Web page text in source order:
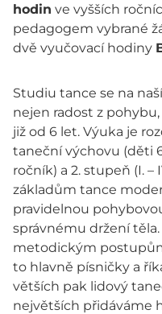
hodin ve vyšších
pedagogem vybrané
dvě vyučovací hodiny
Studiu tance se na
nejen radost z
již od 6 let. Výuka je
taneční výchovu (děti 6
ročník) a 2. stupeň (I. –
základům tance
pravidelnou
správnému držení
metodickým
to hlavně písničky a
větších pak lidový
největších přidáváme